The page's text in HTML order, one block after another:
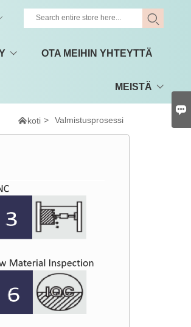
OTA MEIHIN YHTEYTTÄ
MEISTÄ
koti > Valmistusprosessi
